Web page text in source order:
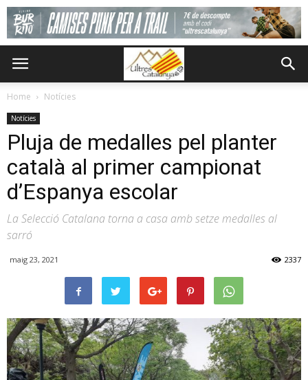
Home Notícies
Notícies
Pluja de medalles pel planter
català al primer campionat
d’Espanya escolar
La Selecció Catalana torna a casa amb setze medalles al
sarró
maig 23, 2021 2337